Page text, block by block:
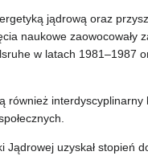
jądrową oraz
naukowe zaowocowały
w latach 1981–1987
również interdyscyplinarny
uzyskał stopień